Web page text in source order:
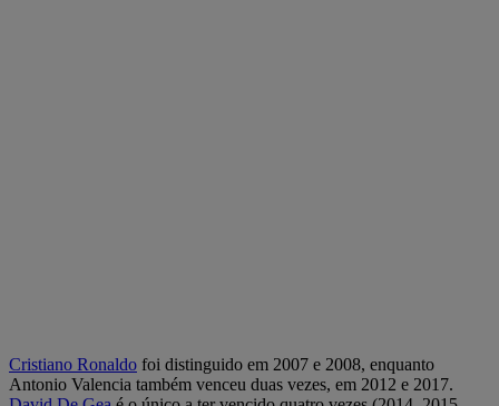
Cristiano Ronaldo foi distinguido em 2007 e 2008, enquanto
Antonio Valencia também venceu duas vezes, em 2012 e 2017.